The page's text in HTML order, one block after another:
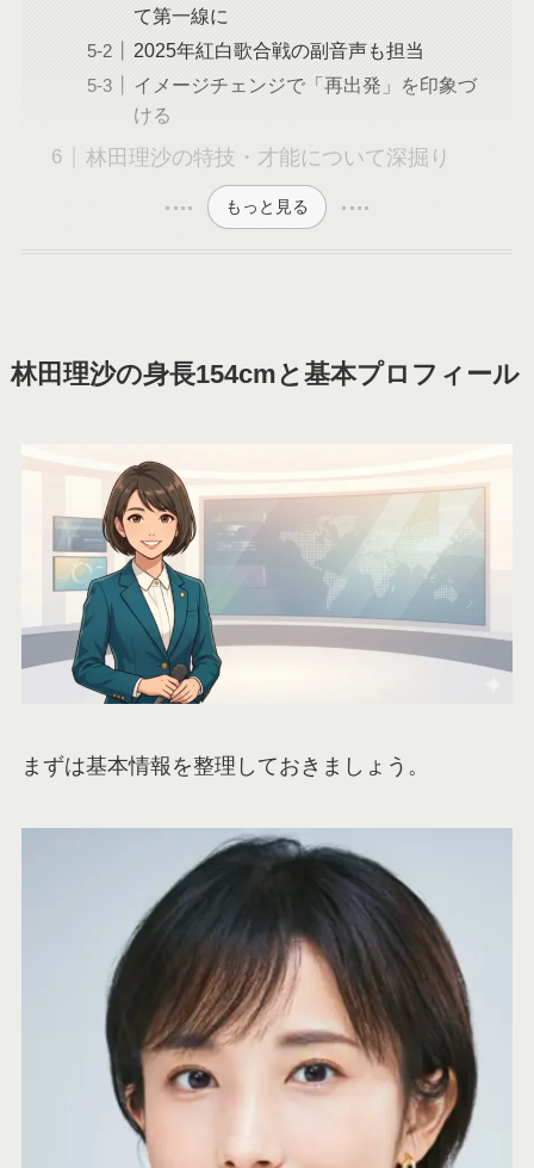
て第一線に
2025年紅白歌合戦の副音声も担当
イメージチェンジで「再出発」を印象づ
ける
林田理沙の特技・才能について深掘り
もっと見る
林田理沙の身長154cmと基本プロフィール
まずは基本情報を整理しておきましょう。